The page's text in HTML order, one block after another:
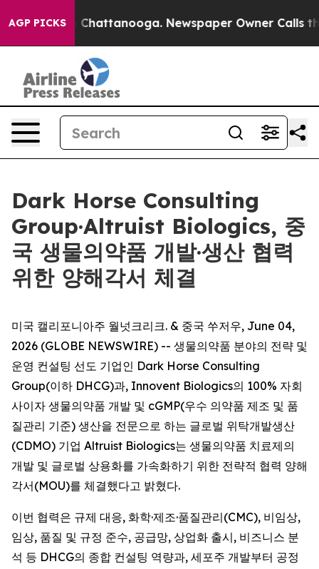
AGP PICKSin Chattanooga. Newspaper Owner Calls the
Dark Horse Consulting
Group·Altruist Biologics, 중
국 생물의약품 개발·생산 협력
위한 양해각서 체결
미국 캘리포니아주 월넛크리크. & 중국 쑤저우, June 04,
2026 (GLOBE NEWSWIRE) -- 생물의약품 분야의 전략 및
운영 컨설팅 선도 기업인 Dark Horse Consulting
Group(이하 DHCG)과, Innovent Biologics의 100% 자회
사이자 생물의약품 개발 및 cGMP(우수 의약품 제조 및 품
질관리 기준) 생산을 전문으로 하는 글로벌 위탁개발생산
(CDMO) 기업 Altruist Biologics는 생물의약품 치료제의
개발 및 글로벌 상용화를 가속화하기 위한 전략적 협력 양해
각서(MOU)를 체결했다고 밝혔다.
이번 협력은 규제 대응, 화학·제조·품질관리(CMC), 비임상,
임상, 품질 및 규정 준수, 공급망, 상업화 출시, 비즈니스 분
석 등 DHCG의 종합 컨설팅 역량과, 세포주 개발부터 공정